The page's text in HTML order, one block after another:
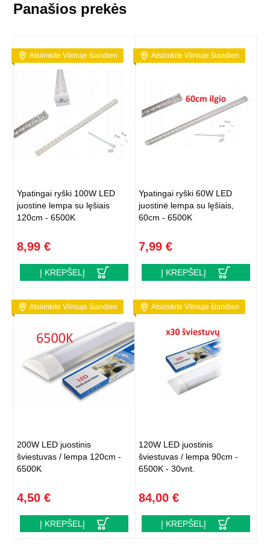
Panašios prekės
Atsiimkite Vilniuje šiandien
Ypatingai ryški 100W LED
juostinė lempa su lęšiais
120cm - 6500K
8,99 €
Į KREPŠELĮ
Atsiimkite Vilniuje šiandien
Ypatingai ryški 60W LED
juostinė lempa su lęšiais,
60cm - 6500K
7,99 €
Į KREPŠELĮ
Atsiimkite Vilniuje šiandien
200W LED juostinis
šviestuvas / lempa 120cm -
6500K
4,50 €
Į KREPŠELĮ
Atsiimkite Vilniuje šiandien
120W LED juostinis
šviestuvas / lempa 90cm -
6500K - 30vnt.
84,00 €
Į KREPŠELĮ